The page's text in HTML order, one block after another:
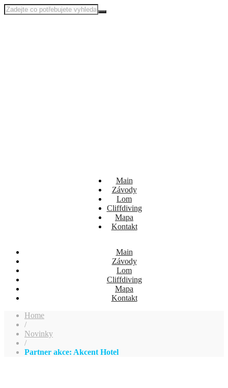
Main
Závody
Lom
Cliffdiving
Mapa
Kontakt
Main
Závody
Lom
Cliffdiving
Mapa
Kontakt
Home
/
Novinky
/
Partner akce: Akcent Hotel